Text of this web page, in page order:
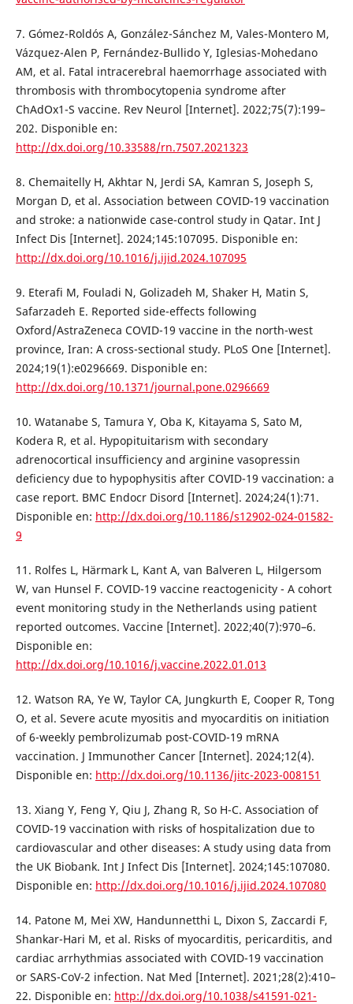
7. Gómez-Roldós A, González-Sánchez M, Vales-Montero M,
Vázquez-Alen P, Fernández-Bullido Y, Iglesias-Mohedano
AM, et al. Fatal intracerebral haemorrhage associated with
thrombosis with thrombocytopenia syndrome after
ChAdOx1-S vaccine. Rev Neurol [Internet]. 2022;75(7):199–
202. Disponible en:
http://dx.doi.org/10.33588/rn.7507.2021323
8. Chemaitelly H, Akhtar N, Jerdi SA, Kamran S, Joseph S,
Morgan D, et al. Association between COVID-19 vaccination
and stroke: a nationwide case-control study in Qatar. Int J
Infect Dis [Internet]. 2024;145:107095. Disponible en:
http://dx.doi.org/10.1016/j.ijid.2024.107095
9. Eterafi M, Fouladi N, Golizadeh M, Shaker H, Matin S,
Safarzadeh E. Reported side-effects following
Oxford/AstraZeneca COVID-19 vaccine in the north-west
province, Iran: A cross-sectional study. PLoS One [Internet].
2024;19(1):e0296669. Disponible en:
http://dx.doi.org/10.1371/journal.pone.0296669
10. Watanabe S, Tamura Y, Oba K, Kitayama S, Sato M,
Kodera R, et al. Hypopituitarism with secondary
adrenocortical insufficiency and arginine vasopressin
deficiency due to hypophysitis after COVID-19 vaccination: a
case report. BMC Endocr Disord [Internet]. 2024;24(1):71.
Disponible en: http://dx.doi.org/10.1186/s12902-024-01582-
9
11. Rolfes L, Härmark L, Kant A, van Balveren L, Hilgersom
W, van Hunsel F. COVID-19 vaccine reactogenicity - A cohort
event monitoring study in the Netherlands using patient
reported outcomes. Vaccine [Internet]. 2022;40(7):970–6.
Disponible en:
http://dx.doi.org/10.1016/j.vaccine.2022.01.013
12. Watson RA, Ye W, Taylor CA, Jungkurth E, Cooper R, Tong
O, et al. Severe acute myositis and myocarditis on initiation
of 6-weekly pembrolizumab post-COVID-19 mRNA
vaccination. J Immunother Cancer [Internet]. 2024;12(4).
Disponible en: http://dx.doi.org/10.1136/jitc-2023-008151
13. Xiang Y, Feng Y, Qiu J, Zhang R, So H-C. Association of
COVID-19 vaccination with risks of hospitalization due to
cardiovascular and other diseases: A study using data from
the UK Biobank. Int J Infect Dis [Internet]. 2024;145:107080.
Disponible en: http://dx.doi.org/10.1016/j.ijid.2024.107080
14. Patone M, Mei XW, Handunnetthi L, Dixon S, Zaccardi F,
Shankar-Hari M, et al. Risks of myocarditis, pericarditis, and
cardiac arrhythmias associated with COVID-19 vaccination
or SARS-CoV-2 infection. Nat Med [Internet]. 2021;28(2):410–
22. Disponible en: http://dx.doi.org/10.1038/s41591-021-